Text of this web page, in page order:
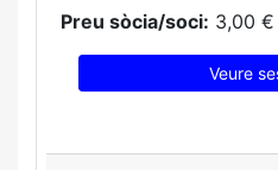
Preu sòcia/soci: 3,00 €
Veure